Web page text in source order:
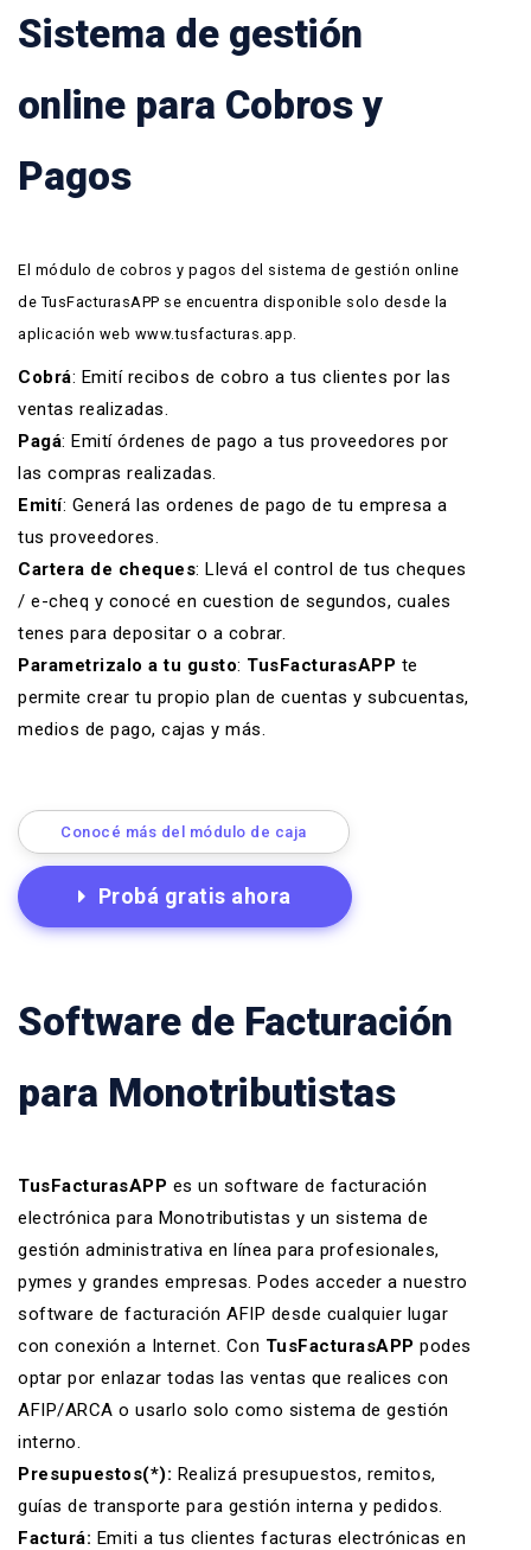
Sistema de gestión
online para Cobros y
Pagos
El módulo de cobros y pagos del sistema de gestión online
de TusFacturasAPP se encuentra disponible solo desde la
aplicación web www.tusfacturas.app.
Cobrá: Emití recibos de cobro a tus clientes por las
ventas realizadas.
Pagá: Emití órdenes de pago a tus proveedores por
las compras realizadas.
Emití: Generá las ordenes de pago de tu empresa a
tus proveedores.
Cartera de cheques: Llevá el control de tus cheques
/ e-cheq y conocé en cuestion de segundos, cuales
tenes para depositar o a cobrar.
Parametrizalo a tu gusto: TusFacturasAPP te
permite crear tu propio plan de cuentas y subcuentas,
medios de pago, cajas y más.
Conocé más del módulo de caja
Probá gratis ahora
Software de Facturación
para Monotributistas
TusFacturasAPP es un software de facturación
electrónica para Monotributistas y un sistema de
gestión administrativa en línea para profesionales,
pymes y grandes empresas. Podes acceder a nuestro
software de facturación AFIP desde cualquier lugar
con conexión a Internet. Con TusFacturasAPP podes
optar por enlazar todas las ventas que realices con
AFIP/ARCA o usarlo solo como sistema de gestión
interno.
Presupuestos(*): Realizá presupuestos, remitos,
guías de transporte para gestión interna y pedidos.
Facturá: Emiti a tus clientes facturas electrónicas en